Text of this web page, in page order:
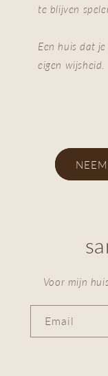
te blijven
Een huis dat
eigen wijsheid.
Voor mijn
Email